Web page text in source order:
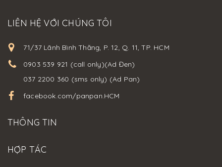
LIÊN HỆ VỚI CHÚNG TÔI
71/37 Lãnh Bình Thăng, P. 12, Q. 11, TP. HCM
0903 539 921 (call only)(Ad Đen)
037 2200 360 (sms only) (Ad Pan)
facebook.com/panpan.HCM
THÔNG TIN
HỢP TÁC